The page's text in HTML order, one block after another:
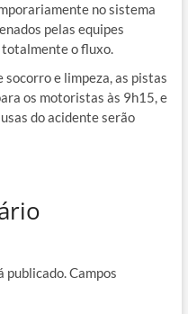
no sistema
pelas equipes
o fluxo.
socorro e limpeza, as pistas
os motoristas às 9h15, e
do acidente serão
publicado.Campos